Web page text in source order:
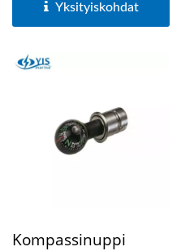
Yksityiskohdat
Kompassinuppi